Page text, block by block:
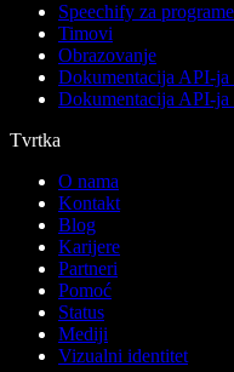
Speechify za
Timovi
Obrazovanje
Dokumentacija API-ja
Dokumentacija API-ja
Tvrtka
O nama
Kontakt
Blog
Karijere
Partneri
Pomoć
Status
Mediji
Vizualni identitet